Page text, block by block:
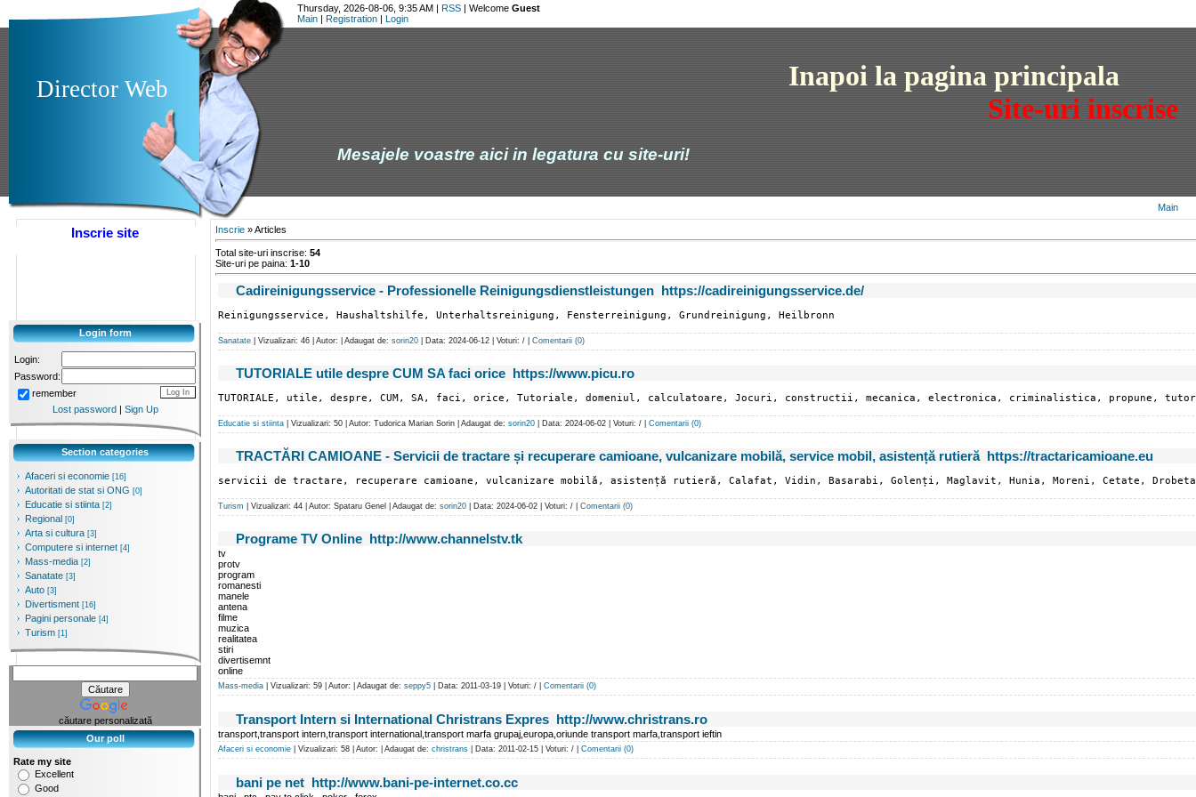
Thursday, 2026-08-06, 9:35 AM | RSS | Welcome Guest
Main | Registration | Login
Director Web Inapoi la pagina principala
Site-uri inscrise
Mesajele voastre aici in legatura cu site-uri!
Main
Inscrie site
Login form
Login:
Password:
remember
Lost password| Sign Up
Section categories
Afaceri si economie [16]
Autoritati de stat si ONG [0]
Educatie si stiinta [2]
Regional [0]
Arta si cultura [3]
Computere si internet [4]
Mass-media [2]
Sanatate [3]
Auto [3]
Divertisment [16]
Pagini personale [4]
Turism [1]
căutare personalizată
Our poll
Rate my site
Excellent
Good
Inscrie »Articles
Total site-uri inscrise: 54
Site-uri pe paina: 1-10
Cadireinigungsservice - Professionelle Reinigungsdienstleistungen https://cadireinigungsservice.de/
Reinigungsservice, Haushaltshilfe, Unterhaltsreinigung, Fensterreinigung, Grundreinigung, Heilbronn
Sanatate | Vizualizari: 46 | Autor: | Adaugat de: sorin20 | Data: 2024-06-12 | Voturi: / | Comentarii (0)
TUTORIALE utile despre CUM SA faci orice https://www.picu.ro
TUTORIALE, utile, despre, CUM, SA, faci, orice, Tutoriale, domeniul, calculatoare, Jocuri, constructii, mecanica, electronica, criminalistica, propune,
Educatie si stiinta | Vizualizari: 50 | Autor: Tudorica Marian Sorin | Adaugat de: sorin20 | Data: 2024-06-02 | Voturi: / | Comentarii (0)
TRACTĂRI CAMIOANE - Servicii de tractare și recuperare camioane, vulcanizare mobilă, service mobil, asistență rutieră https://tractaricamioane.eu
servicii de tractare, recuperare camioane, vulcanizare mobilă, asistență rutieră, Calafat, Vidin, Basarabi, Golenți, Maglavit, Hunia, Moreni, Cetate, Drobeta
Turism | Vizualizari: 44 | Autor: Spataru Genel | Adaugat de: sorin20 | Data: 2024-06-02 | Voturi: / | Comentarii (0)
Programe TV Online http://www.channelstv.tk
tv
protv
program
romanesti
manele
antena
filme
muzica
realitatea
stiri
divertisemnt
online
Mass-media | Vizualizari: 59 | Autor: | Adaugat de: seppy5 | Data: 2011-03-19 | Voturi: / | Comentarii (0)
Transport Intern si International Christrans Expres http://www.christrans.ro
transport,transport intern,transport international,transport marfa grupaj,europa,oriunde transport marfa,transport ieftin
Afaceri si economie | Vizualizari: 58 | Autor: | Adaugat de: christrans | Data: 2011-02-15 | Voturi: / | Comentarii (0)
bani pe net http://www.bani-pe-internet.co.cc